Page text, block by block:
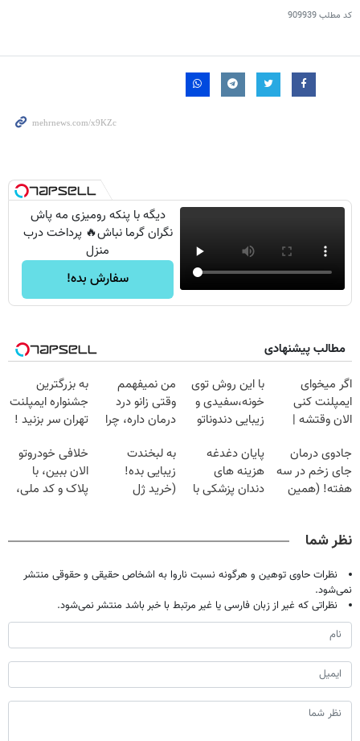
کد مطلب909939
دیگه با پنکه رومیزی مه پاش
نگران گرما نباش🔥 پرداخت درب
منزل
سفارش بده!
مطالب پیشنهادی
اگر میخوای
ایمپلنت کنی
الان وقتشه |
میلیون تومان!!!
با این روش توی
خونه،سفیدی و
زیبایی دندوناتو
(40%off)
من نمیفهمم
وقتی زانو درد
درمان داره، چرا
تحمل میکنی؟❗
به بزرگترین
جشنواره ایمپلنت
تهران سر بزنید !
میلیون !
جادوی درمان
جای زخم در سه
هفته! (همین
پایان دغدغه
هزینه های
دندان پزشکی با
به لبخندت
زیبایی بده!
(خرید ژل
با40%تخفیف)
خلافی خودروتو
الان ببین، با
پلاک و کد ملی،
نظر شما
نظرات حاوی توهین و هرگونه نسبت ناروا به اشخاص حقیقی و حقوقی منتشر
نمی‌شود.
نظراتی که غیر از زبان فارسی یا غیر مرتبط با خبر باشد منتشر نمی‌شود.